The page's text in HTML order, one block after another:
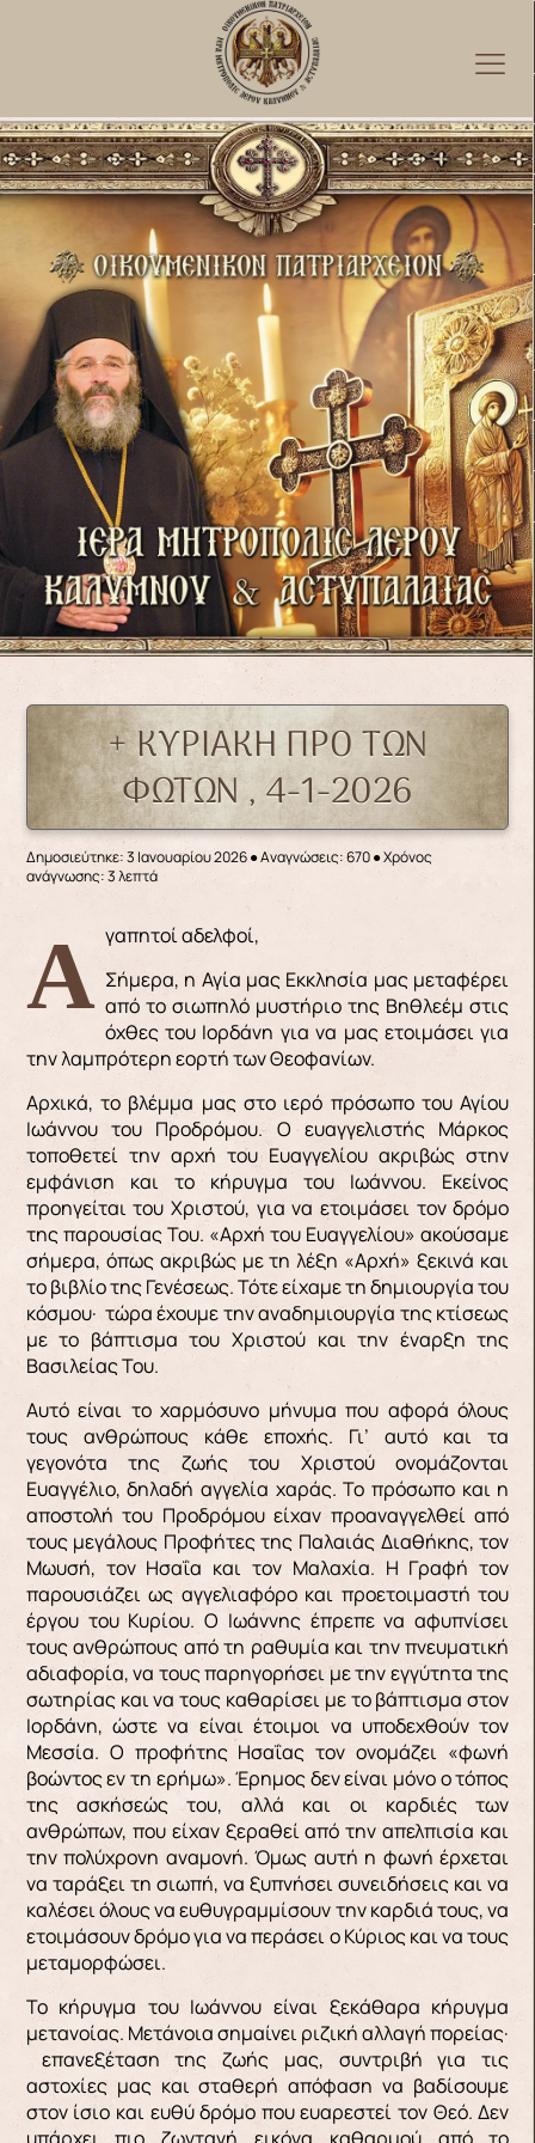
+ ΚΥΡΙΑΚΗ ΠΡΟ ΤΩΝ
ΦΩΤΩΝ , 4-1-2026
Δημοσιεύτηκε: 3 Ιανουαρίου 2026●Αναγνώσεις: 670● Χρόνος
ανάγνωσης: 3 λεπτά
Αγαπητοί αδελφοί,
Σήμερα, η Αγία μας Εκκλησία μας μεταφέρει
από το σιωπηλό μυστήριο της Βηθλεέμ στις
όχθες του Ιορδάνη για να μας ετοιμάσει για
την λαμπρότερη εορτή των Θεοφανίων.
Αρχικά, το βλέμμα μας στο ιερό πρόσωπο του Αγίου
Ιωάννου του Προδρόμου. Ο ευαγγελιστής Μάρκος
τοποθετεί την αρχή του Ευαγγελίου ακριβώς στην
εμφάνιση και το κήρυγμα του Ιωάννου. Εκείνος
προηγείται του Χριστού, για να ετοιμάσει τον δρόμο
της παρουσίας Του. «Αρχή του Ευαγγελίου» ακούσαμε
σήμερα, όπως ακριβώς με τη λέξη «Αρχή» ξεκινά και
το βιβλίο της Γενέσεως. Τότε είχαμε τη δημιουργία του
κόσμου· τώρα έχουμε την αναδημιουργία της κτίσεως
με το βάπτισμα του Χριστού και την έναρξη της
Βασιλείας Του.
Αυτό είναι το χαρμόσυνο μήνυμα που αφορά όλους
τους ανθρώπους κάθε εποχής. Γι’ αυτό και τα
γεγονότα της ζωής του Χριστού ονομάζονται
Ευαγγέλιο, δηλαδή αγγελία χαράς. Το πρόσωπο και η
αποστολή του Προδρόμου είχαν προαναγγελθεί από
τους μεγάλους Προφήτες της Παλαιάς Διαθήκης, τον
Μωυσή, τον Ησαΐα και τον Μαλαχία. Η Γραφή τον
παρουσιάζει ως αγγελιαφόρο και προετοιμαστή του
έργου του Κυρίου. Ο Ιωάννης έπρεπε να αφυπνίσει
τους ανθρώπους από τη ραθυμία και την πνευματική
αδιαφορία, να τους παρηγορήσει με την εγγύτητα της
σωτηρίας και να τους καθαρίσει με το βάπτισμα στον
Ιορδάνη, ώστε να είναι έτοιμοι να υποδεχθούν τον
Μεσσία. Ο προφήτης Ησαΐας τον ονομάζει «φωνή
βοώντος εν τη ερήμω». Έρημος δεν είναι μόνο ο τόπος
της ασκήσεώς του, αλλά και οι καρδιές των
ανθρώπων, που είχαν ξεραθεί από την απελπισία και
την πολύχρονη αναμονή. Όμως αυτή η φωνή έρχεται
να ταράξει τη σιωπή, να ξυπνήσει συνειδήσεις και να
καλέσει όλους να ευθυγραμμίσουν την καρδιά τους, να
ετοιμάσουν δρόμο για να περάσει ο Κύριος και να τους
μεταμορφώσει.
Το κήρυγμα του Ιωάννου είναι ξεκάθαρα κήρυγμα
μετανοίας. Μετάνοια σημαίνει ριζική αλλαγή πορείας·
επανεξέταση της ζωής μας, συντριβή για τις
αστοχίες μας και σταθερή απόφαση να βαδίσουμε
στον ίσιο και ευθύ δρόμο που ευαρεστεί τον Θεό. Δεν
υπάρχει πιο ζωντανή εικόνα καθαρμού από το